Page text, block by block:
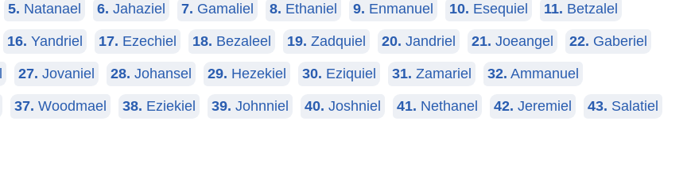
5. Natanael 6. Jahaziel 7. Gamaliel 8. Ethaniel 9. Enmanuel 10. Esequiel 11. Betzalel
16. Yandriel 17. Ezechiel 18. Bezaleel 19. Zadquiel 20. Jandriel 21. Joeangel 22. Gaberiel
27. Jovaniel 28. Johansel 29. Hezekiel 30. Eziquiel 31. Zamariel 32. Ammanuel
37. Woodmael 38. Eziekiel 39. Johnniel 40. Joshniel 41. Nethanel 42. Jeremiel 43. Salatiel